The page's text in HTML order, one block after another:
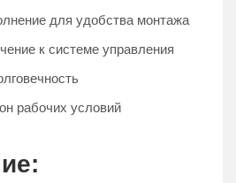
для удобства монтажа
к системе управления
рабочих условий